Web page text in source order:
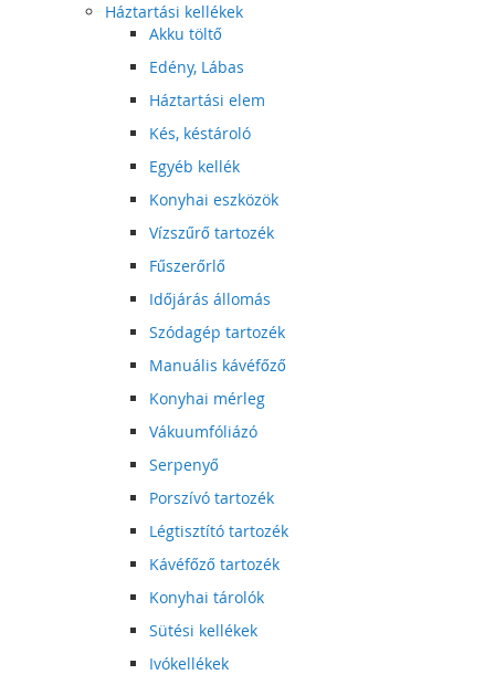
Háztartási kellékek
Akku töltő
Edény, Lábas
Háztartási elem
Kés, késtároló
Egyéb kellék
Konyhai eszközök
Vízszűrő tartozék
Fűszerőrlő
Időjárás állomás
Szódagép tartozék
Manuális kávéfőző
Konyhai mérleg
Vákuumfóliázó
Serpenyő
Porszívó tartozék
Légtisztító tartozék
Kávéfőző tartozék
Konyhai tárolók
Sütési kellékek
Ivókellékek